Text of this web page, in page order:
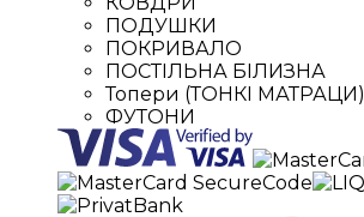
ПОДУШКИ
ПОКРИВАЛО
ПОСТІЛЬНА БІЛИЗНА
Топери (ТОНКІ МАТРАЦИ)
ФУТОНИ